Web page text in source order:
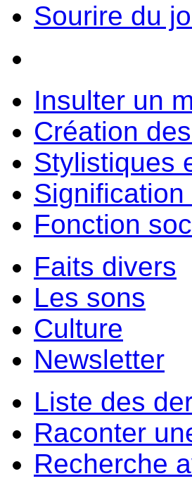
Sourire du
Insulter un
Création
Stylistiques
Fonction
Faits divers
Les sons
Culture
Newsletter
Liste des
Raconter
Recherche